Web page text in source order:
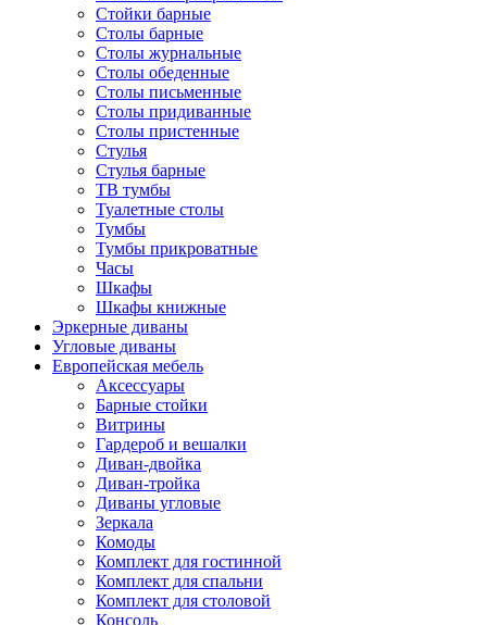
Стойки барные
Столы барные
Столы журнальные
Столы обеденные
Столы письменные
Столы придиванные
Столы пристенные
Стулья
Стулья барные
ТВ тумбы
Туалетные столы
Тумбы
Тумбы прикроватные
Часы
Шкафы
Шкафы книжные
Эркерные диваны
Угловые диваны
Европейская мебель
Аксессуары
Барные стойки
Витрины
Гардероб и вешалки
Диван-двойка
Диван-тройка
Диваны угловые
Зеркала
Комоды
Комплект для гостинной
Комплект для спальни
Комплект для столовой
Консоль